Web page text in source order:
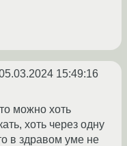
15:49:16
можно хоть
хоть через одну
в здравом уме не